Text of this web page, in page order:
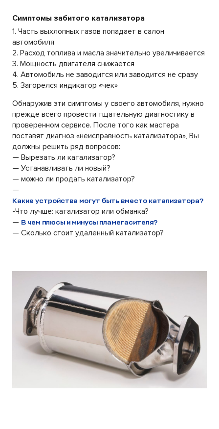
Симптомы забитого катализатора
1. Часть выхлопных газов попадает в салон
автомобиля
2. Расход топлива и масла значительно увеличивается
3. Мощность двигателя снижается
4. Автомобиль не заводится или заводится не сразу
5. Загорелся индикатор «чек»
Обнаружив эти симптомы у своего автомобиля, нужно
прежде всего провести тщательную диагностику в
проверенном сервисе. После того как мастера
поставят диагноз «неисправность катализатора», Вы
должны решить ряд вопросов:
— Вырезать ли катализатор?
— Устанавливать ли новый?
— можно ли продать катализатор?
—
Какие устройства могут быть вместо катализатора?
-Что лучше: катализатор или обманка?
— В чем плюсы и минусы пламегасителя?
— Сколько стоит удаленный катализатор?